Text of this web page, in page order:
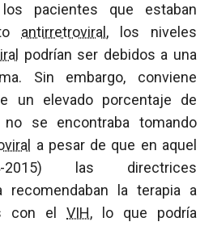
pacientes que estaban
antirretroviral , los niveles
podrían ser debidos a una
Sin embargo, conviene
un elevado porcentaje de
no se encontraba tomando
a pesar de que en aquel
2015) las directrices
recomendaban la terapia a
con el VIH, lo que podría